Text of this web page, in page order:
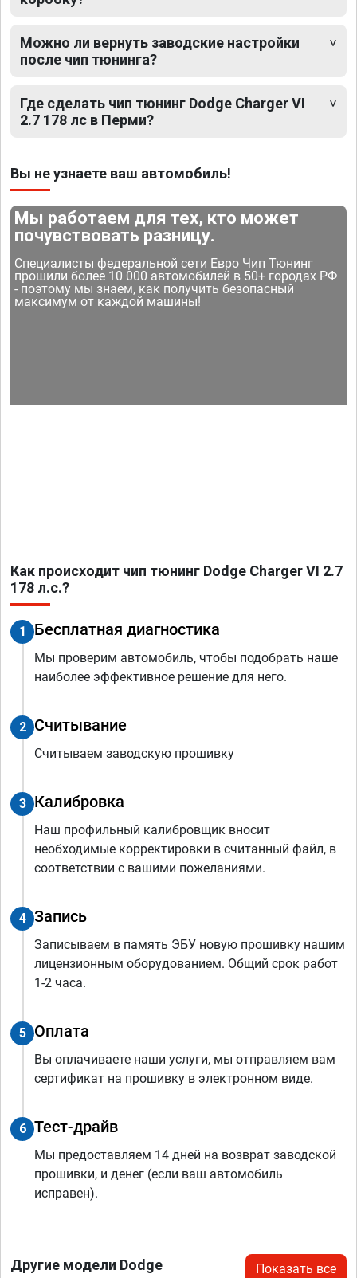
Можно ли вернуть заводские настройки
после чип тюнинга?
Где сделать чип тюнинг Dodge Charger VI
2.7 178 лс в Перми?
Вы не узнаете ваш автомобиль!
Мы работаем для тех, кто может
почувствовать разницу.
Специалисты федеральной сети Евро Чип Тюнинг
прошили более 10 000 автомобилей в 50+ городах РФ
- поэтому мы знаем, как получить безопасный
максимум от каждой машины!
Как происходит чип тюнинг Dodge Charger VI 2.7
178 л.с.?
1 Бесплатная диагностика
Мы проверим автомобиль, чтобы подобрать наше
наиболее эффективное решение для него.
2 Считывание
Считываем заводскую прошивку
3 Калибровка
Наш профильный калибровщик вносит
необходимые корректировки в считанный файл, в
соответствии с вашими пожеланиями.
4 Запись
Записываем в память ЭБУ новую прошивку нашим
лицензионным оборудованием. Общий срок работ
1-2 часа.
5 Оплата
Вы оплачиваете наши услуги, мы отправляем вам
сертификат на прошивку в электронном виде.
6 Тест-драйв
Мы предоставляем 14 дней на возврат заводской
прошивки, и денег (если ваш автомобиль
исправен).
Другие модели Dodge Показать все